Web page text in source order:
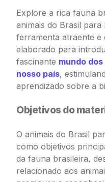
Explore a rica fauna
animais do Brasil
ferramenta atraente e
elaborado para
fascinante mundo
nosso país,
aprendizado sobre a
Objetivos do
O animais do Brasil
como objetivos
da fauna brasileira,
relacionado aos